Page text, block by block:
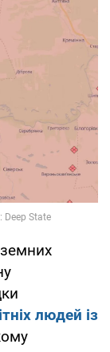
людей із